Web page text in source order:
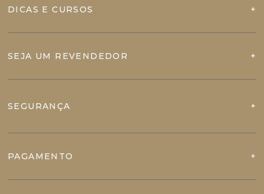
DICAS E CURSOS
SEJA UM REVENDEDOR
SEGURANÇA
PAGAMENTO